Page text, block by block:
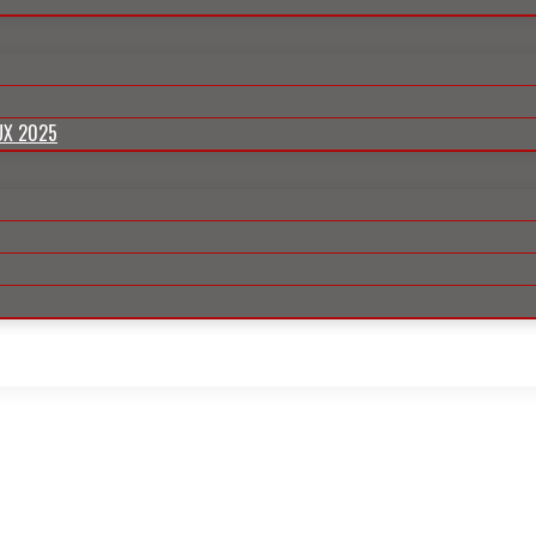
2025
2022 vom 27.11. bis 30.11.2023 an vier vollen Tagen am